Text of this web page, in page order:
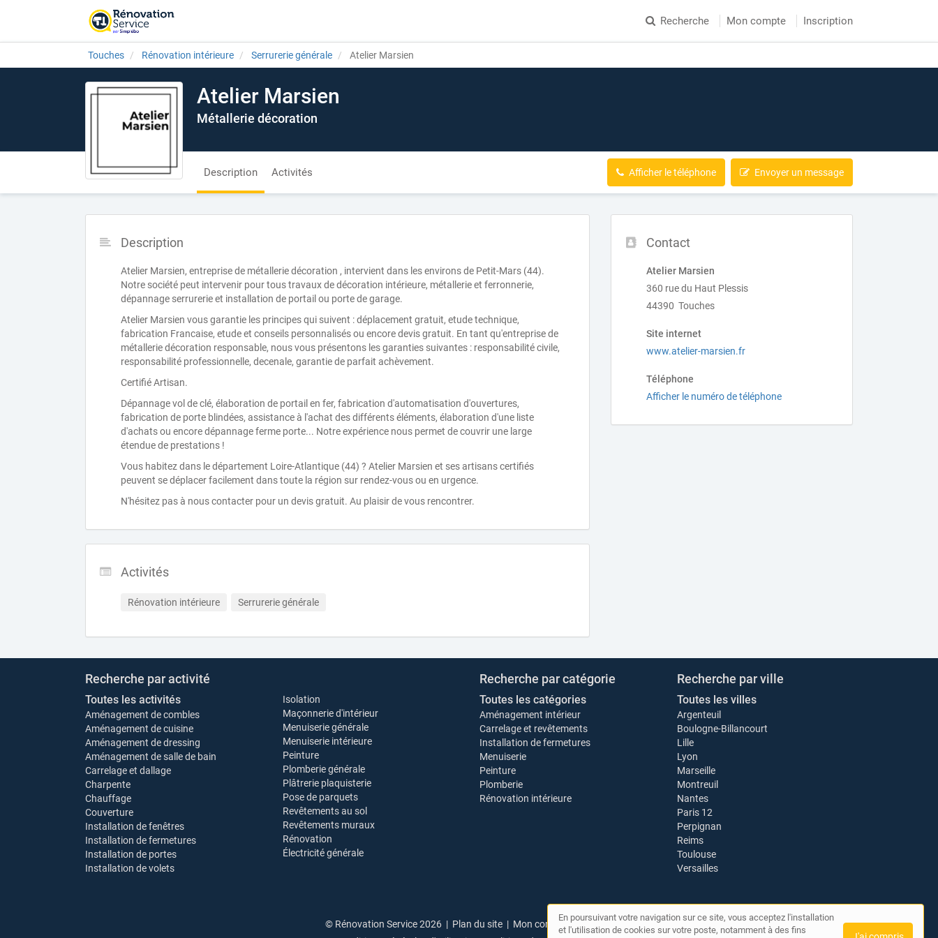
Recherche Mon compte Inscription
Touches Rénovation intérieure Serrurerie générale Atelier Marsien
Atelier Marsien
Métallerie décoration
Description Activités Afficher le téléphone Envoyer un message
Contact
Atelier Marsien
360 rue du Haut Plessis
44390 Touches
Site internet
www.atelier-marsien.fr
Téléphone
Afficher le numéro de téléphone
Description
Atelier Marsien, entreprise de métallerie décoration , intervient dans les environs de Petit-Mars (44).
Notre société peut intervenir pour tous travaux de décoration intérieure, métallerie et ferronnerie,
dépannage serrurerie et installation de portail ou porte de garage.
Atelier Marsien vous garantie les principes qui suivent : déplacement gratuit, etude technique,
fabrication Francaise, etude et conseils personnalisés ou encore devis gratuit. En tant qu'entreprise de
métallerie décoration responsable, nous vous présentons les garanties suivantes : responsabilité civile,
responsabilité professionnelle, decenale, garantie de parfait achèvement.
Certifié Artisan.
Dépannage vol de clé, élaboration de portail en fer, fabrication d'automatisation d'ouvertures,
fabrication de porte blindées, assistance à l'achat des différents éléments, élaboration d'une liste
d'achats ou encore dépannage ferme porte... Notre expérience nous permet de couvrir une large
étendue de prestations !
Vous habitez dans le département Loire-Atlantique (44) ? Atelier Marsien et ses artisans certifiés
peuvent se déplacer facilement dans toute la région sur rendez-vous ou en urgence.
N'hésitez pas à nous contacter pour un devis gratuit. Au plaisir de vous rencontrer.
Activités
Rénovation intérieure Serrurerie générale
Recherche par activité
Toutes les activités
Aménagement de combles
Aménagement de cuisine
Aménagement de dressing
Aménagement de salle de bain
Carrelage et dallage
Charpente
Chauffage
Couverture
Installation de fenêtres
Installation de fermetures
Installation de portes
Installation de volets
Isolation
Maçonnerie d'intérieur
Menuiserie générale
Menuiserie intérieure
Peinture
Plomberie générale
Plâtrerie plaquisterie
Pose de parquets
Revêtements au sol
Revêtements muraux
Rénovation
Électricité générale
Recherche par catégorie
Toutes les catégories
Aménagement intérieur
Carrelage et revêtements
Installation de fermetures
Menuiserie
Peinture
Plomberie
Rénovation intérieure
Recherche par ville
Toutes les villes
Argenteuil
Boulogne-Billancourt
Lille
Lyon
Marseille
Montreuil
Nantes
Paris 12
Perpignan
Reims
Toulouse
Versailles
© Rénovation Service 2026 | Plan du site | Mon compte|Contact
En poursuivant votre navigation sur ce site, vous acceptez l'installation
et l'utilisation de cookies sur votre poste, notamment à des fins